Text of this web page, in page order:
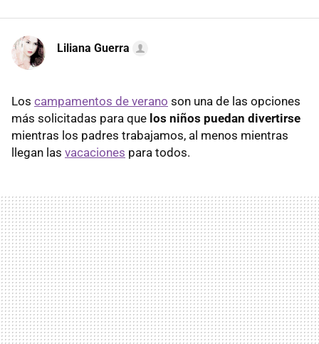
Liliana Guerra
Los campamentos de verano son una de las opciones
más solicitadas para que los niños puedan divertirse
mientras los padres trabajamos, al menos mientras
llegan las vacaciones para todos.